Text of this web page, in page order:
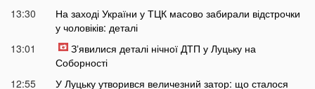
13:30
На заході України у ТЦК масово забирали відстрочки
у чоловіків: деталі
13:01
Зʼявилися деталі нічної ДТП у Луцьку на
Соборності
12:55
У Луцьку утворився величезний затор: що сталося